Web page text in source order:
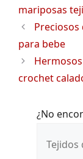
mariposas
para bebe
crochet
¿No